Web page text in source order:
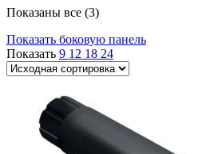
Показаны все (3)
Показать боковую панель
Показать 9 12 18 24